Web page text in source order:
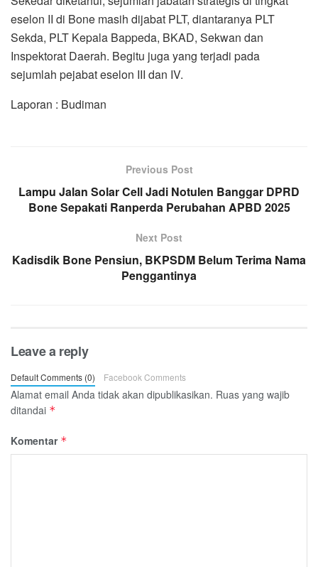
eselon II di Bone masih dijabat PLT, diantaranya PLT
Sekda, PLT Kepala Bappeda, BKAD, Sekwan dan
Inspektorat Daerah. Begitu juga yang terjadi pada
sejumlah pejabat eselon III dan IV.
Laporan : Budiman
Previous Post
Lampu Jalan Solar Cell Jadi Notulen Banggar DPRD
Bone Sepakati Ranperda Perubahan APBD 2025
Next Post
Kadisdik Bone Pensiun, BKPSDM Belum Terima Nama
Penggantinya
Leave a reply
Default Comments (0) Facebook Comments
Alamat email Anda tidak akan dipublikasikan. Ruas yang wajib
ditandai *
Komentar *